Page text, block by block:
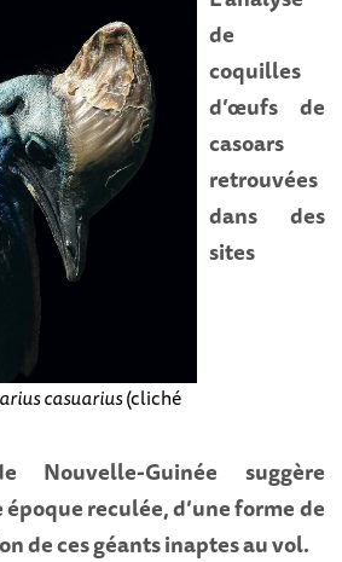
casuarius(cliché
de
coquilles
d’œufs de
casoars
retrouvées
dans des
sites
Nouvelle-Guinée suggère
époque reculée, d’une forme de
de ces géants inaptes au vol.